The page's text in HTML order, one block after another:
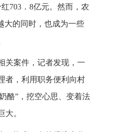
703．8亿元。然而，农
大的同时，也成为一些
关案件，记者发现，一
者，利用职务便利向村
酪”，挖空心思、变着法
大。